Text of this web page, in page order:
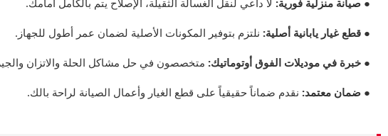
● صيانة منزلية فورية: لا داعي لنقل الغسالة الثقيلة، الإصلاح يتم بالكامل أمامك.
● قطع غيار يابانية أصلية: نلتزم بتوفير المكونات الأصلية لضمان عمر أطول للجهاز.
● خبرة في موديلات الفوق أوتوماتيك: متخصصون في حل مشاكل الحلة والاتزان
● ضمان معتمد: نقدم ضماناً حقيقياً على قطع الغيار وأعمال الصيانة لراحة بالك.